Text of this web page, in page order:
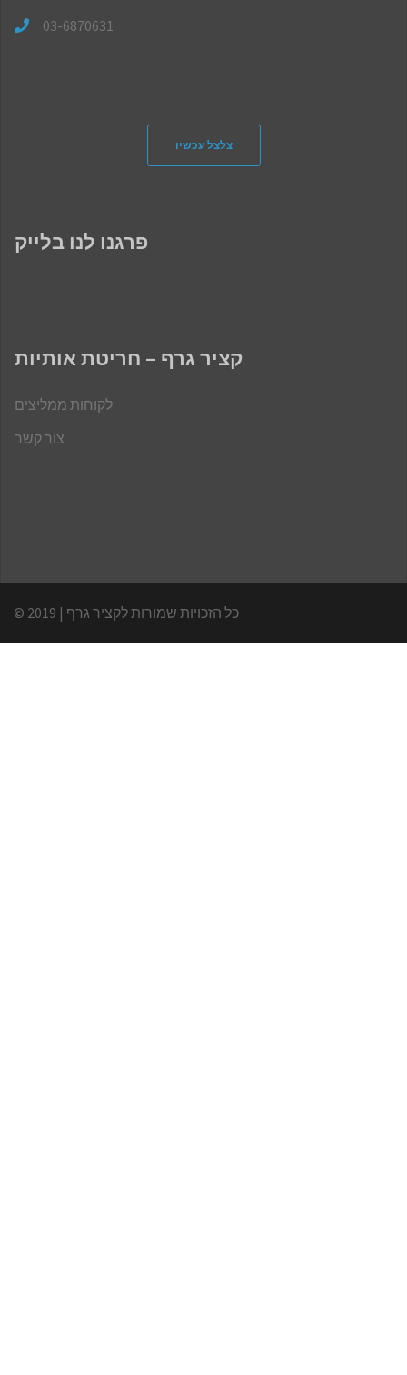
03-6870631
צלצל עכשיו
פרגנו לנו בלייק
קציר גרף – חריטת אותיות
לקוחות ממליצים
צור קשר
© כל הזכויות שמורות לקציר גרף | 2019